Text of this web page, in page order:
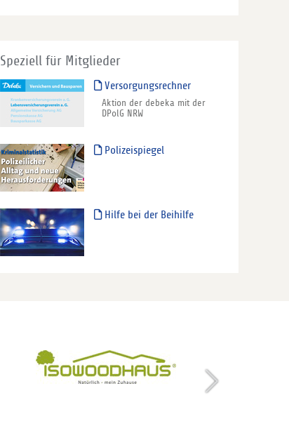
Speziell für Mitglieder
Versorgungsrechner
Aktion der debeka mit der
DPolG NRW
Polizeispiegel
Hilfe bei der Beihilfe